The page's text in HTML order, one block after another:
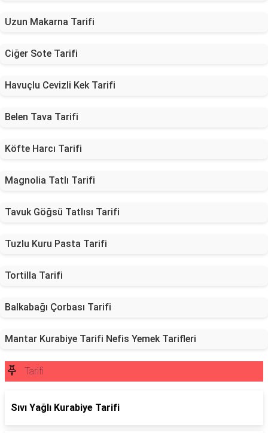
Uzun Makarna Tarifi
Ciğer Sote Tarifi
Havuçlu Cevizli Kek Tarifi
Belen Tava Tarifi
Köfte Harcı Tarifi
Magnolia Tatlı Tarifi
Tavuk Göğsü Tatlısı Tarifi
Tuzlu Kuru Pasta Tarifi
Tortilla Tarifi
Balkabağı Çorbası Tarifi
Mantar Kurabiye Tarifi Nefis Yemek Tarifleri
Tarifi
Sıvı Yağlı Kurabiye Tarifi